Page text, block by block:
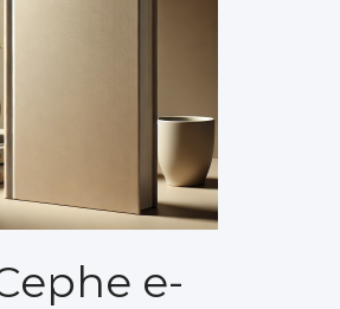
e-